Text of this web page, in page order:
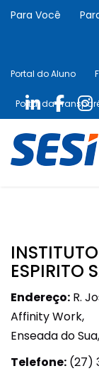
Para Você
Portal do Aluno
Portal da
ESPIRITO
Endereço: R.
Affinity Work,
Enseada do
Telefone: (27)